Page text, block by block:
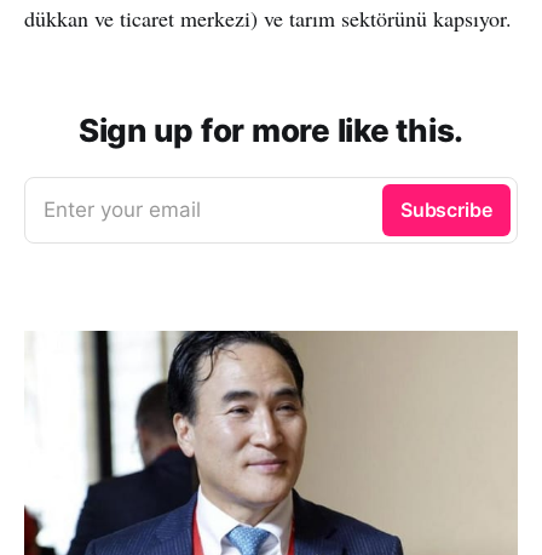
dükkan ve ticaret merkezi) ve tarım sektörünü kapsıyor.
Sign up for more like this.
Enter your email Subscribe